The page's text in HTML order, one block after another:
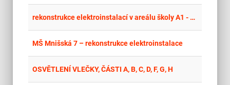
rekonstrukce elektroinstalací v areálu školy A1 - dokončení
MŠ Mnišská 7 – rekonstrukce elektroinstalace
OSVĚTLENÍ VLEČKY, ČÁSTI A, B, C, D, F, G, H